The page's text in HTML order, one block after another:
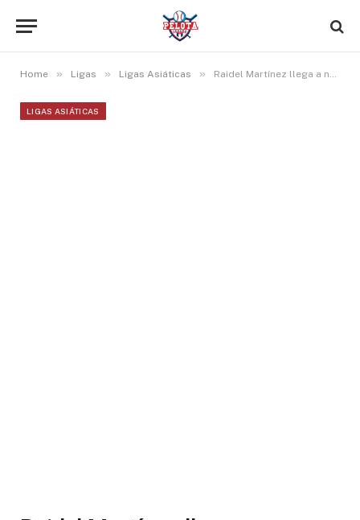
Home » Ligas » Ligas Asiáticas » Raidel Martínez llega a nueve salvados en la temporada en NPB
LIGAS ASIÁTICAS